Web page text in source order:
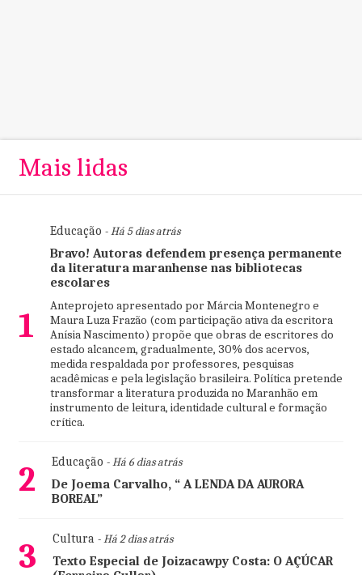
Mais lidas
1
Educação - Há 5 dias atrás
Bravo! Autoras defendem presença permanente
da literatura maranhense nas bibliotecas
escolares
Anteprojeto apresentado por Márcia Montenegro e
Maura Luza Frazão (com participação ativa da escritora
Anísia Nascimento) propõe que obras de escritores do
estado alcancem, gradualmente, 30% dos acervos,
medida respaldada por professores, pesquisas
acadêmicas e pela legislação brasileira. Política pretende
transformar a literatura produzida no Maranhão em
instrumento de leitura, identidade cultural e formação
crítica.
2 Educação - Há 6 dias atrás
De Joema Carvalho, “ A LENDA DA AURORA
BOREAL”
3 Cultura- Há 2 dias atrás
Texto Especial de Joizacawpy Costa: O AÇÚCAR